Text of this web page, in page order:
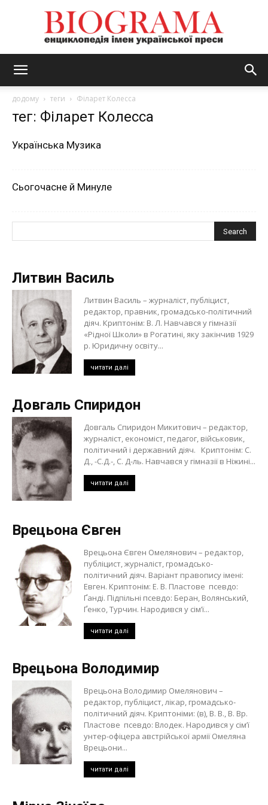
додому теги Філарет Колесса
тег: Філарет Колесса
Українська Музика
Сьогочасне й Минуле
Литвин Василь
Литвин Василь – журналіст, публіцист,
редактор, правник, громадсько-політичний
діяч. Криптонім: В. Л. Навчався у гімназії
«Рідної Школи» в Рогатині, яку закінчив 1929
р. Юридичну освіту...
читати далі
Довгаль Спиридон
Довгаль Спиридон Микитович – редактор,
журналіст, економіст, педагог, військовик,
політичний і державний діяч. Криптонім: С.
Д., -С.Д.-, С. Д-ль. Навчався у гімназії в Ніжині...
читати далі
Врецьона Євген
Врецьона Євген Омелянович – редактор,
публіцист, журналіст, громадсько-
політичний діяч. Варіант правопису імені:
Евген. Криптонім: Е. В. Пластове псевдо:
Ґанді. Підпільні псевдо: Беран, Волянський,
Ґенко, Турчин. Народився у сім’ї...
читати далі
Врецьона Володимир
Врецьона Володимир Омелянович –
редактор, публіцист, лікар, громадсько-
політичний діяч. Криптоніми: (в), В. В., В. Вр.
Пластове псевдо: Влодек. Народився у сім’ї
унтер-офіцера австрійської армії Омеляна
Врецьони...
читати далі